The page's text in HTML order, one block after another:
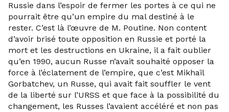
Russie dans l’espoir de fermer les portes à ce qui ne
pourrait être qu’un empire du mal destiné à le
rester. C’est là l’œuvre de M. Poutine. Non content
d’avoir brisé toute opposition en Russie et porté la
mort et les destructions en Ukraine, il a fait oublier
qu’en 1990, aucun Russe n’avait souhaité opposer la
force à l’éclatement de l’empire, que c’est Mikhaïl
Gorbatchev, un Russe, qui avait fait souffler le vent
de la liberté sur l’URSS et que face à la possibilité du
changement, les Russes l’avaient accéléré et non pas